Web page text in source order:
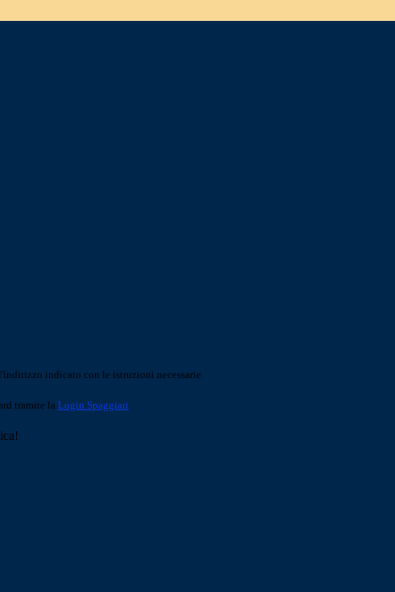
indicato con le istruzioni necessarie.
tramite la Login Spaggiari